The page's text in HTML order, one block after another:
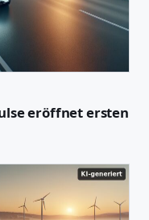
eröffnet ersten